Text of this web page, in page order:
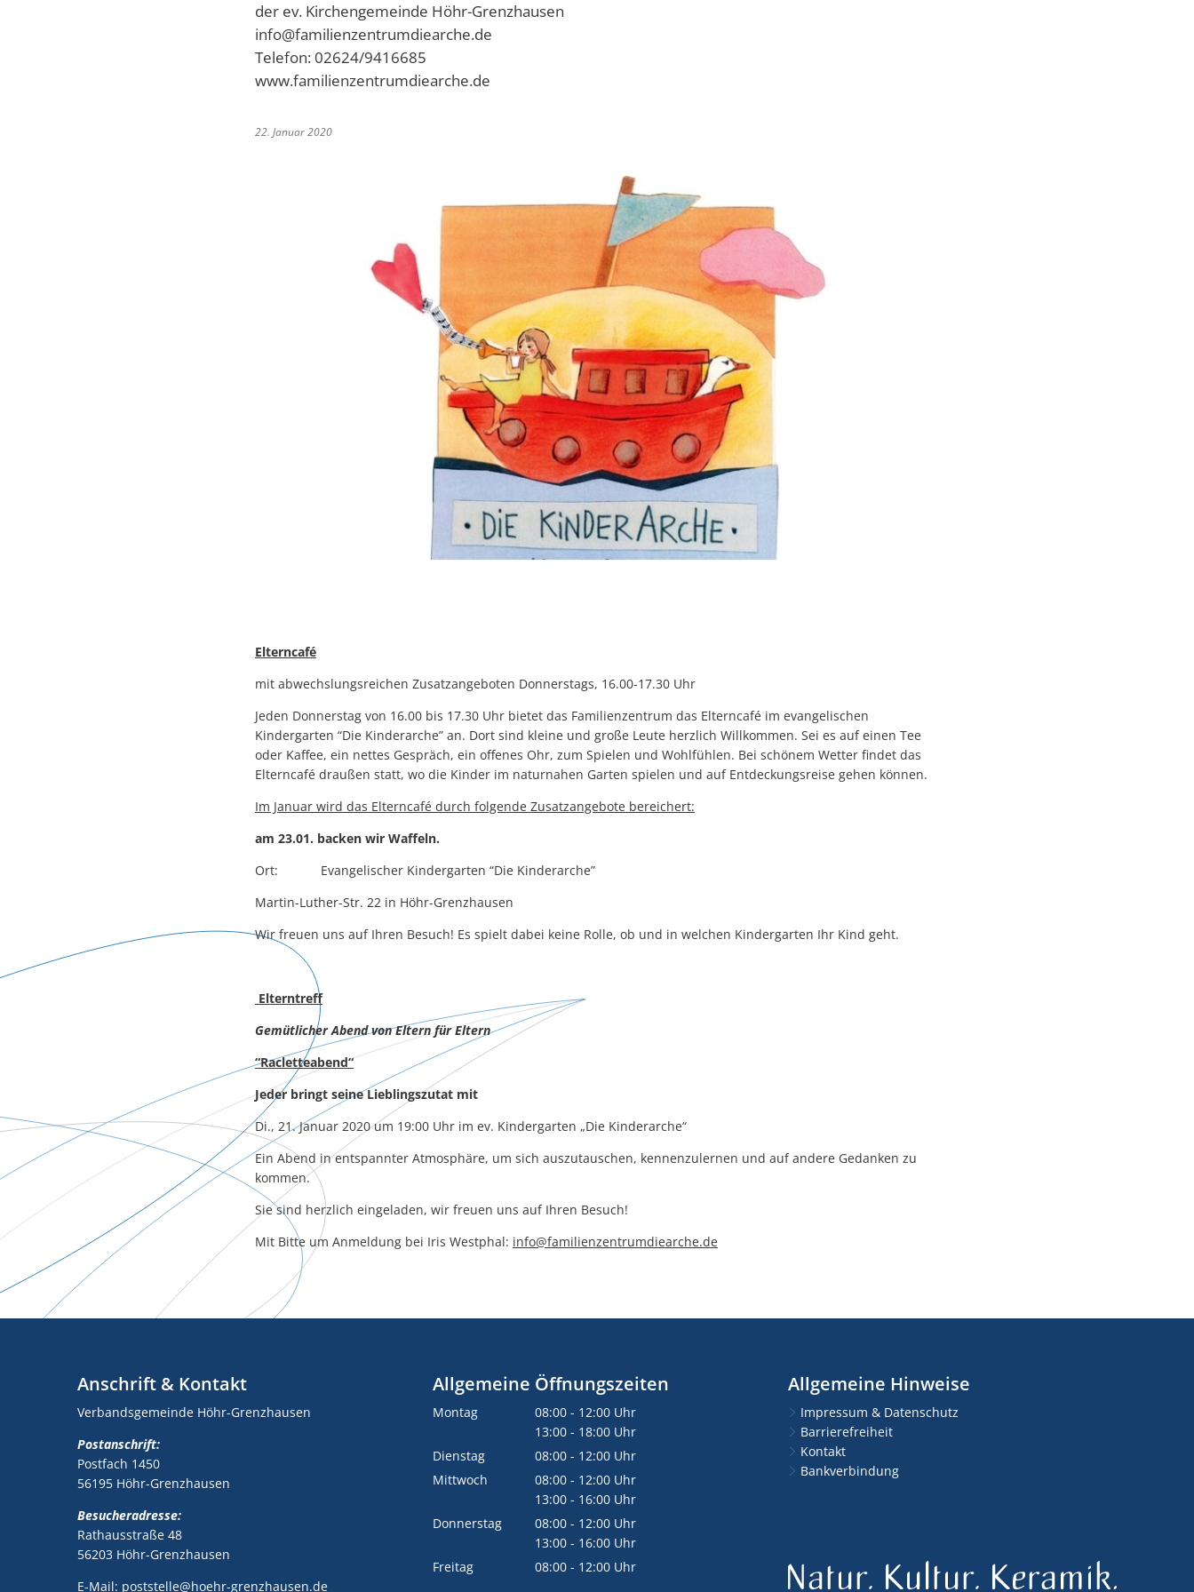
der ev. Kirchengemeinde Höhr-Grenzhausen
info@familienzentrumdiearche.de
Telefon: 02624/9416685
www.familienzentrumdiearche.de
22. Januar 2020
Elterncafé
mit abwechslungsreichen Zusatzangeboten Donnerstags, 16.00-17.30 Uhr
Jeden Donnerstag von 16.00 bis 17.30 Uhr bietet das Familienzentrum das Elterncafé im evangelischen
Kindergarten “Die Kinderarche” an. Dort sind kleine und große Leute herzlich Willkommen. Sei es auf einen Tee
oder Kaffee, ein nettes Gespräch, ein offenes Ohr, zum Spielen und Wohlfühlen. Bei schönem Wetter findet das
Elterncafé draußen statt, wo die Kinder im naturnahen Garten spielen und auf Entdeckungsreise gehen können.
Im Januar wird das Elterncafé durch folgende Zusatzangebote bereichert:
am 23.01. backen wir Waffeln.
Ort: Evangelischer Kindergarten “Die Kinderarche”
Martin-Luther-Str. 22 in Höhr-Grenzhausen
Wir freuen uns auf Ihren Besuch! Es spielt dabei keine Rolle, ob und in welchen Kindergarten Ihr Kind geht.
Elterntreff
Gemütlicher Abend von Eltern für Eltern
“Racletteabend“
Jeder bringt seine Lieblingszutat mit
Di., 21. Januar 2020 um 19:00 Uhr im ev. Kindergarten „Die Kinderarche“
Ein Abend in entspannter Atmosphäre, um sich auszutauschen, kennenzulernen und auf andere Gedanken zu
kommen.
Sie sind herzlich eingeladen, wir freuen uns auf Ihren Besuch!
Mit Bitte um Anmeldung bei Iris Westphal: info@familienzentrumdiearche.de
Anschrift & Kontakt
Verbandsgemeinde Höhr-Grenzhausen
Postanschrift:
Postfach 1450
56195 Höhr-Grenzhausen
Besucheradresse:
Rathausstraße 48
56203 Höhr-Grenzhausen
E-Mail: poststelle@hoehr-grenzhausen.de
Allgemeine Öffnungszeiten
Montag 08:00 - 12:00 Uhr
Von 08:00 bis 12:00 Uhr
13:00 - 18:00 Uhr
Von 13:00 bis 18:00 Uhr
Dienstag 08:00 - 12:00 Uhr
Von 08:00 bis 12:00 Uhr
Mittwoch 08:00 - 12:00 Uhr
Von 08:00 bis 12:00 Uhr
13:00 - 16:00 Uhr
Von 13:00 bis 16:00 Uhr
Donnerstag 08:00 - 12:00 Uhr
Von 08:00 bis 12:00 Uhr
13:00 - 16:00 Uhr
Von 13:00 bis 16:00 Uhr
Freitag 08:00 - 12:00 Uhr
Allgemeine Hinweise
Impressum & Datenschutz
Barrierefreiheit
Kontakt
Bankverbindung